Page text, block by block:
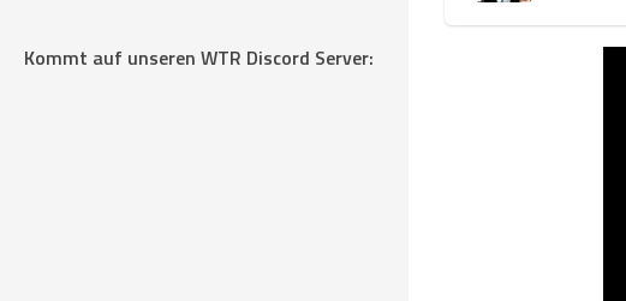
Kommt auf unseren WTR Discord Server: